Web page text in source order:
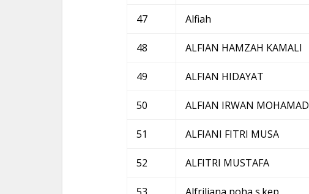
47 Alfiah
48 ALFIAN HAMZAH KAMALI
49 ALFIAN HIDAYAT
50 ALFIAN IRWAN MOHAMAD
51 ALFIANI FITRI MUSA
52 ALFITRI MUSTAFA